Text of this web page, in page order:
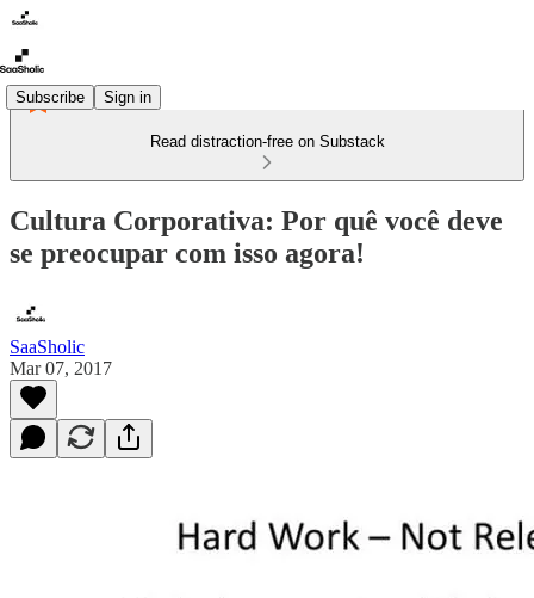
Subscribe Sign in
Read distraction-free on Substack
Cultura Corporativa: Por quê você deve
se preocupar com isso agora!
SaaSholic
Mar 07, 2017